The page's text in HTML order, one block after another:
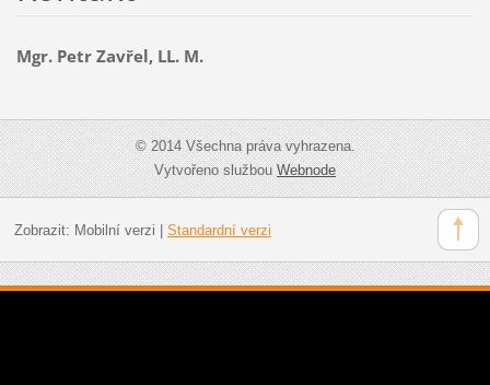
Mgr. Petr Zavřel, LL. M.
© 2014 Všechna práva vyhrazena.
Vytvořeno službouWebnode
Zobrazit: Mobilní verzi Standardní verzi